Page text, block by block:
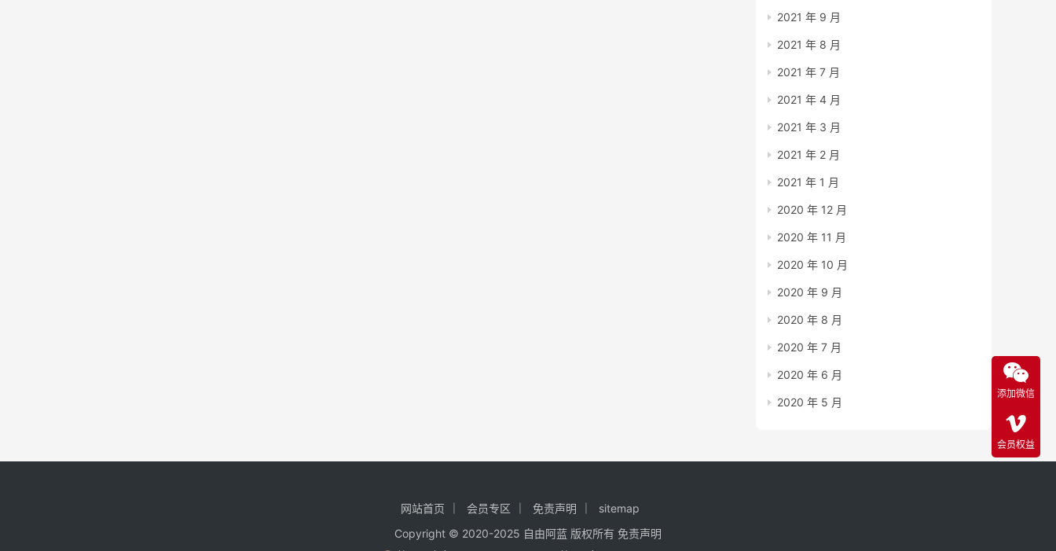
2021 年 9 月
2021 年 8 月
2021 年 7 月
2021 年 4 月
2021 年 3 月
2021 年 2 月
2021 年 1 月
2020 年 12 月
2020 年 11 月
2020 年 10 月
2020 年 9 月
2020 年 8 月
2020 年 7 月
2020 年 6 月
2020 年 5 月
网站首页 会员专区 免责声明
sitemap
Copyright © 2020-2025 自由阿蓝 版权所有 免责声明
添加微信
会员权益